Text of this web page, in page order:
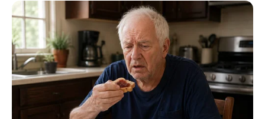
Στη συγκέντρωση συμμετείχαν κορυφαίοι
υπουργοί, βουλευτές και μέλη της κομματικής
νεολαίας.
Ο Γρηγόρης Δημητριάδης πραγματοποίησε σχετική
ανάρτηση στα μέσα κοινωνικής δικτύωσης
αποτυπώνοντας το κλίμα.
Η εκδήλωση ολοκληρώθηκε με την ανάκρουση του